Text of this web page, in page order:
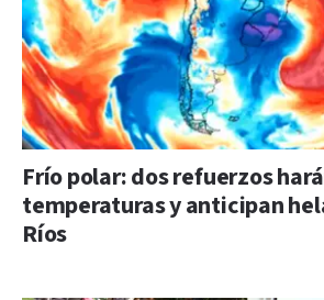
Frío polar: dos refuerzos
temperaturas y anticipan
Ríos